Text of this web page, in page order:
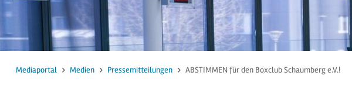
Mediaportal Medien Pressemitteilungen ABSTIMMEN für den Boxclub Schaumberg e.V.!